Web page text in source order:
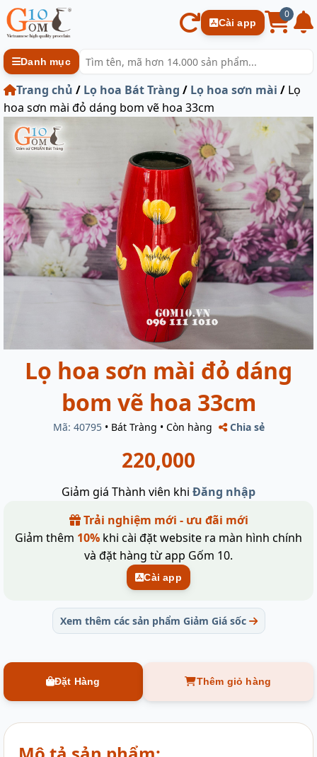
Cài app
0
Danh mục
Trang chủ / Lọ hoa Bát Tràng / Lọ hoa sơn mài / Lọ
hoa sơn mài đỏ dáng bom vẽ hoa 33cm
Lọ hoa sơn mài đỏ dáng
bom vẽ hoa 33cm
Mã: 40795 • Bát Tràng • Còn hàng Chia sẻ
220,000
Giảm giá Thành viên khi Đăng nhập
Trải nghiệm mới - ưu đãi mới
Giảm thêm 10% khi cài đặt website ra màn hình chính
và đặt hàng từ app Gốm 10.
Cài app
Xem thêm các sản phẩm Giảm Giá sốc
Đặt Hàng Thêm giỏ hàng